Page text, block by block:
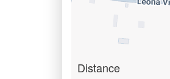
Distance